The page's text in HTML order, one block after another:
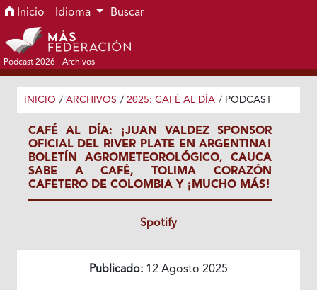
Ir al menú de navegación principal
Ir al contenido principal
Ir al pie de página del sitio
Inicio Idioma Buscar
Podcast 2026 Archivos
INICIO / ARCHIVOS / 2025: CAFÉ AL DÍA / PODCAST
CAFÉ AL DÍA: ¡JUAN VALDEZ SPONSOR
OFICIAL DEL RIVER PLATE EN ARGENTINA!
BOLETÍN AGROMETEOROLÓGICO, CAUCA
SABE A CAFÉ, TOLIMA CORAZÓN
CAFETERO DE COLOMBIA Y ¡MUCHO MÁS!
Spotify
Publicado: 12 Agosto 2025